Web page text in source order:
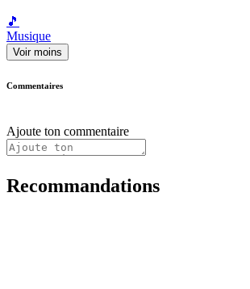
🎵
Musique
Voir moins
Commentaires
Ajoute ton commentaire
Recommandations